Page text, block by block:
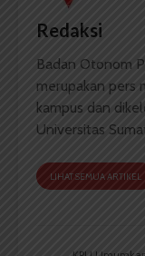
Redaksi
Badan Otonom
merupakan pers
kampus dan
Universitas
LIHAT SEMUA ARTIKEL